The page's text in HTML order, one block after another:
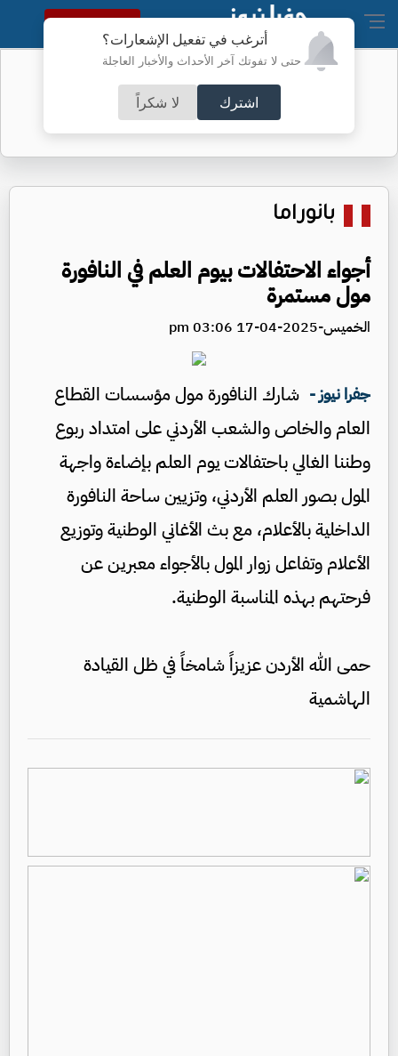
أترغب في تفعيل الإشعارات؟
حتى لا تفوتك آخر الأحداث والأخبار العاجلة
اشترك لا شكراً
النسخة الكاملة
بانوراما
أجواء الاحتفالات بيوم العلم في النافورة
مول مستمرة
الخميس-2025-04-17 03:06 pm
جفرا نيوز - شارك النافورة مول مؤسسات القطاع
العام والخاص والشعب الأردني على امتداد ربوع
وطننا الغالي باحتفالات يوم العلم بإضاءة واجهة
المول بصور العلم الأردني، وتزيين ساحة النافورة
الداخلية بالأعلام، مع بث الأغاني الوطنية وتوزيع
الأعلام وتفاعل زوار المول بالأجواء معبرين عن
فرحتهم بهذه المناسبة الوطنية.
حمى الله الأردن عزيزاً شامخاً في ظل القيادة
الهاشمية